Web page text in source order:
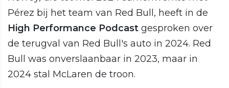
Pérez bij het team van Red Bull, heeft in de
High Performance Podcast gesproken over
de terugval van Red Bull's auto in 2024. Red
Bull was onverslaanbaar in 2023, maar in
2024 stal McLaren de troon.